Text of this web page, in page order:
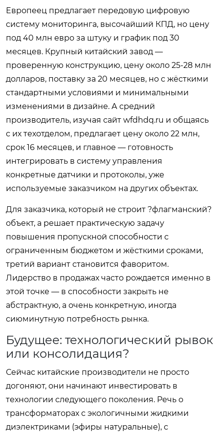
Европеец предлагает передовую цифровую
систему мониторинга, высочайший КПД, но цену
под 40 млн евро за штуку и график под 30
месяцев. Крупный китайский завод —
проверенную конструкцию, цену около 25-28 млн
долларов, поставку за 20 месяцев, но с жёсткими
стандартными условиями и минимальными
изменениями в дизайне. А средний
производитель, изучая сайт wfdhdq.ru и общаясь
с их техотделом, предлагает цену около 22 млн,
срок 16 месяцев, и главное — готовность
интегрировать в систему управления
конкретные датчики и протоколы, уже
используемые заказчиком на других объектах.
Для заказчика, который не строит ?флагманский?
объект, а решает практическую задачу
повышения пропускной способности с
ограниченным бюджетом и жёсткими сроками,
третий вариант становится фаворитом.
Лидерство в продажах часто рождается именно в
этой точке — в способности закрыть не
абстрактную, а очень конкретную, иногда
сиюминутную потребность рынка.
Будущее: технологический рывок
или консолидация?
Сейчас китайские производители не просто
догоняют, они начинают инвестировать в
технологии следующего поколения. Речь о
трансформаторах с экологичными жидкими
диэлектриками (эфиры натуральные), с